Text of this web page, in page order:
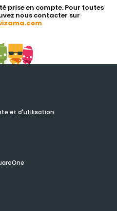
prise en compte. Pour toutes
nous contacter sur
et d'utilisation